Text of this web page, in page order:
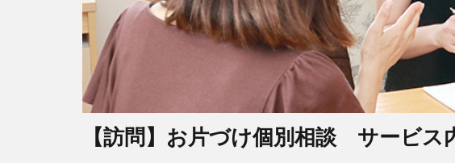
【訪問】お片づけ個別相談 サービス